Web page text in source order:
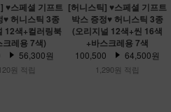
♥스페셜 기프트
♥ 허니스틱 3종
12색+컬러링북
크레용 7색)
56,300원
원 적립
[허니스틱] ♥스페셜 기프트
박스 증정♥ 허니스틱 3종
(오리지널 12색+씬 16색
+바스크레용 7색
100,500 64,500원
1,290원 적립